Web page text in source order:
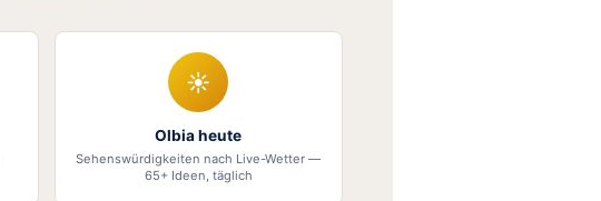
☀
Olbia heute
Sehenswürdigkeiten nach Live-Wetter —
65+ Ideen, täglich